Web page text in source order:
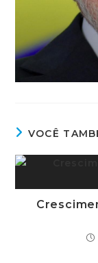
VOCÊ